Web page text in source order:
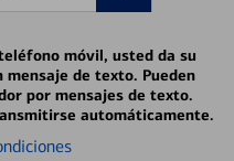
móvil, usted da su
de texto. Pueden
por mensajes de texto.
automáticamente.